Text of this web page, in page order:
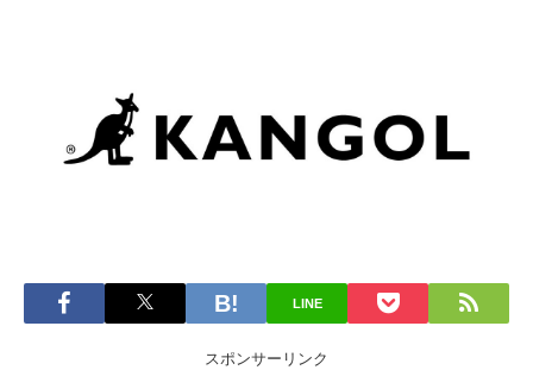
LINE
スポンサーリンク